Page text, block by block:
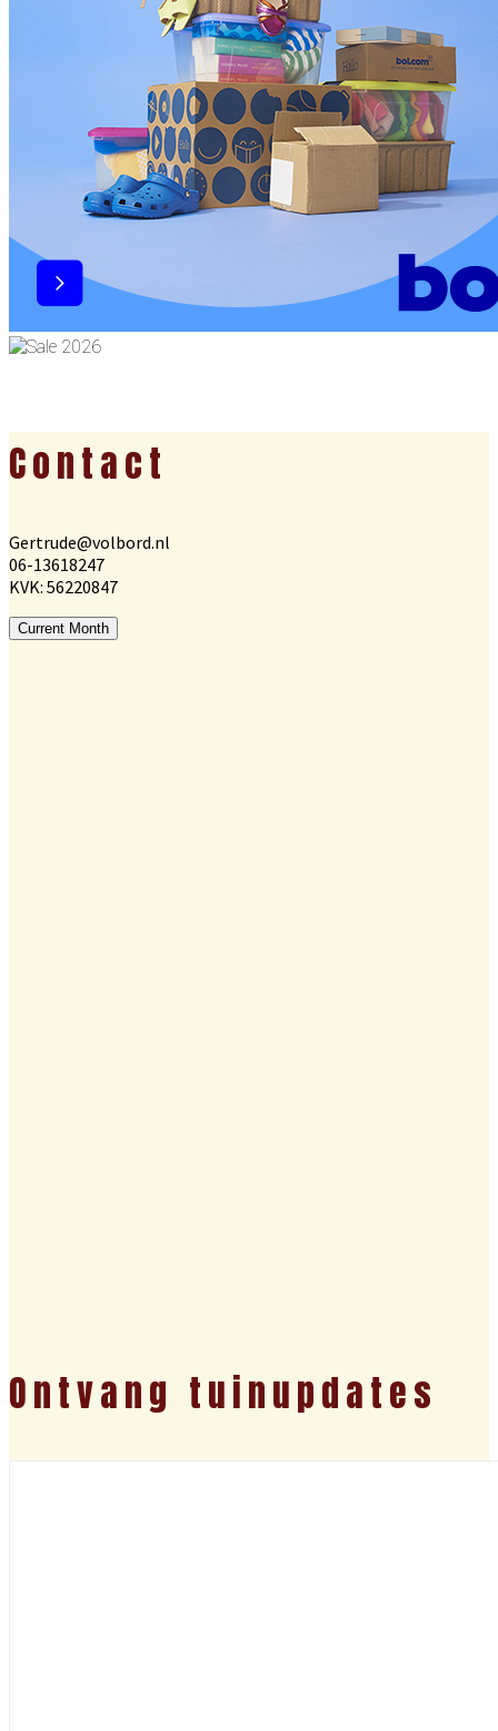
Footer
Contact
Gertrude@volbord.nl
06-13618247
KVK: 56220847
Current Month
Ontvang tuinupdates